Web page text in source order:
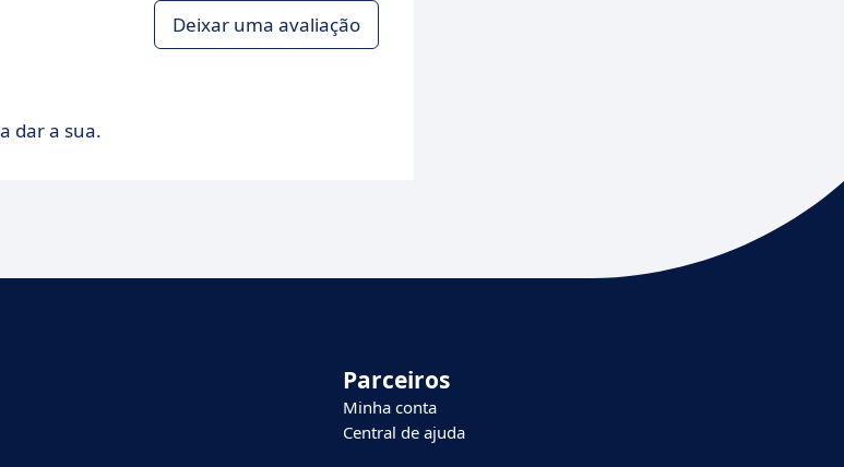
Deixar uma avaliação
dar a sua.
Parceiros
Minha conta
Central de ajuda